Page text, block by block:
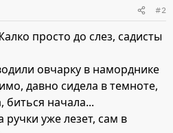
#2
просто до слез, садисты
овчарку в наморднике
давно сидела в темноте,
биться начала...
уже лезет, сам в